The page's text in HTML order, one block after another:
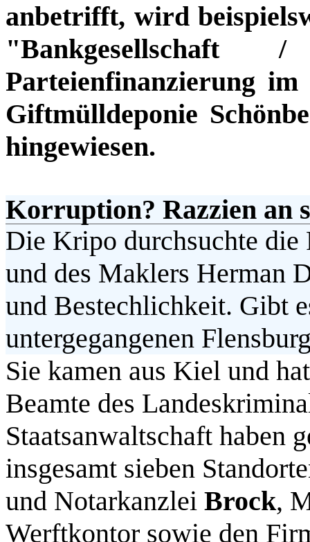
anbetrifft, wird
Parteienfinanzierung
Giftmülldeponie
hingewiesen.
Korruption? Razzien an
Die Kripo durchsuchte die
und des Maklers Herman
und Bestechlichkeit. Gibt
untergegangenen
Sie kamen aus Kiel und
Beamte des
Staatsanwaltschaft haben
insgesamt sieben
und Notarkanzlei Brock,
Werftkontor sowie den